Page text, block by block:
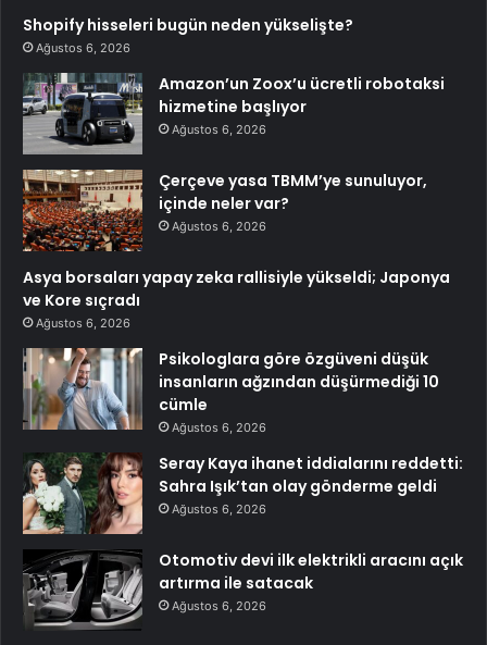
Shopify hisseleri bugün neden yükselişte?
Ağustos 6, 2026
Amazon’un Zoox’u ücretli robotaksi
hizmetine başlıyor
Ağustos 6, 2026
Çerçeve yasa TBMM’ye sunuluyor,
içinde neler var?
Ağustos 6, 2026
Asya borsaları yapay zeka rallisiyle yükseldi; Japonya
ve Kore sıçradı
Ağustos 6, 2026
Psikologlara göre özgüveni düşük
insanların ağzından düşürmediği 10
cümle
Ağustos 6, 2026
Seray Kaya ihanet iddialarını reddetti:
Sahra Işık’tan olay gönderme geldi
Ağustos 6, 2026
Otomotiv devi ilk elektrikli aracını açık
artırma ile satacak
Ağustos 6, 2026